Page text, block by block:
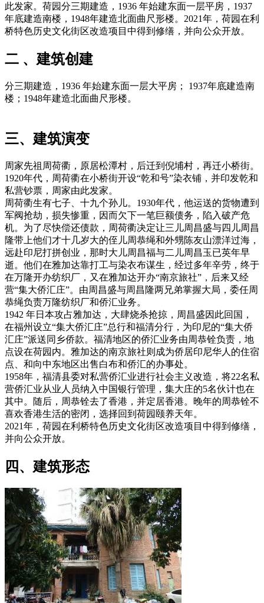
此发家。荷园分三期建造，1936 年始建东面一层平房，1937
年底建造南楼，1948年建造北面曲尺形楼。2021年，荷园在利
桥特色历史文化街区改造项目中得到修缮，并向公众开放。
二 、建筑创建
分三期建造，1936 年始建东面一层大平房； 1937年底建造南
楼；1948年建造北面曲尺形楼。
三、建筑演变
周家先祖周荷衢，原居松潭村，后迁到倪埔村，再迁小桥街。
1920年代，周荷衢在小桥街开设“乾和号”染衣铺，并印发乾和
私营钞票，周家由此发家。
周荷衢生有七子、十九个孙儿。1930年代，他运送的货物遭到
军阀抢劫，损失惨重，因而欠下一笔巨额债务，陷入破产危
机。为了尽快偿还债款，周荷衢决定让三儿周昌盛与四儿周昌
隆带上他们才十几岁大的侄儿周恭绳和外甥陈友山漂洋过海，
远赴印尼打拼创业，那时大儿周昌福与二儿周昌玉已英年早
逝。他们在雅加达靠打工与染衣布谋生，经过多年辛劳，终于
在万隆开办纺织厂，又在雅加达开办“南京旅社”，后来又经
营“集大侨汇庄”。由周昌盛与周昌隆两兄弟掌握大局，委任周
恭绳负责万隆纺织厂和侨汇业务。
1942 年日本攻占雅加达，大肆烧杀抢掠，周昌盛因此回国，
在福州设立“集大侨汇庄”总行和福清分行，为印尼的“集大侨
汇庄”派送同乡侨款。福清地区的侨汇业务由周恭铨负责，地
点设在荷园内。雅加达的南京旅社则成为侨居印尼华人的住宿
点、和向中东地区出售白布和侨汇的办事处。
1958年，福清县委对私营侨汇业进行社会主义改造，将22名私
营侨汇业从业人员纳入中国银行管理，集大庄的5名伙计也在
其中。随后，周恭铨去了香港，并定居香港。晚年的周恭铨不
喜欢香港生活的密闭，选择回到荷园颐养天年。
2021年，荷园在利桥特色历史文化街区改造项目中得到修缮，
并向公众开放。
四、建筑形态